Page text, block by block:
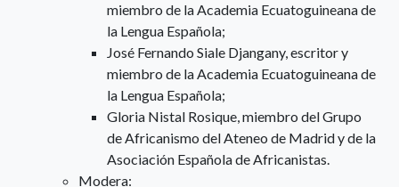
miembro de la Academia Ecuatoguineana de
la Lengua Española;
José Fernando Siale Djangany, escritor y
miembro de la Academia Ecuatoguineana de
la Lengua Española;
Gloria Nistal Rosique, miembro del Grupo
de Africanismo del Ateneo de Madrid y de la
Asociación Española de Africanistas.
Modera: